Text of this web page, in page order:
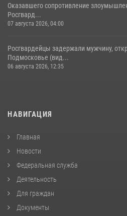
Оказавшего сопротивление
Росгвард...
07 августа 2026, 04:00
Росгвардейцы задержали мужчину,
Подмосковье (вид...
06 августа 2026, 12:35
НАВИГАЦИЯ
Главная
Новости
Федеральная служба
Деятельность
Для граждан
Документы